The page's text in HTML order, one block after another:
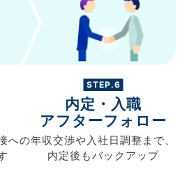
への
STEP.6
内定・入職
アフターフォロー
年収交渉や入社日調整まで、
内定後もバックアップ